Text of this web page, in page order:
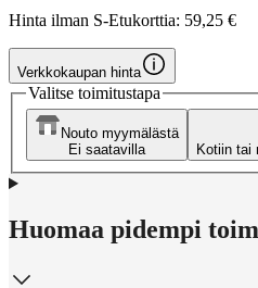
Hinta ilman S-Etukorttia: 59,25 €
Verkkokaupan hinta
Valitse toimitustapa
Nouto myymälästä
Ei saatavilla
Kotiin tai
Huomaa pidempi